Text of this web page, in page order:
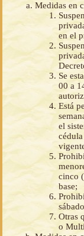
Medidas en
en el
Se
00 a
Está
el
cinco
base;
Otras
o